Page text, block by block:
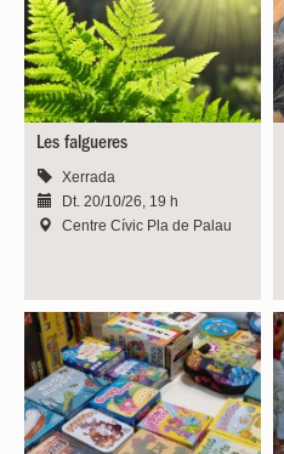
Les falgueres
Xerrada
Dt. 20/10/26, 19 h
Centre Cívic Pla de Palau